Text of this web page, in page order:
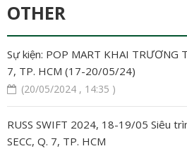
OTHER
Sự kiện: POP MART KHAI TRƯƠNG
7, TP. HCM (17-20/05/24)
(20/05/2024 , 14:35 )
RUSS SWIFT 2024, 18-19/05 Siêu
SECC, Q. 7, TP. HCM